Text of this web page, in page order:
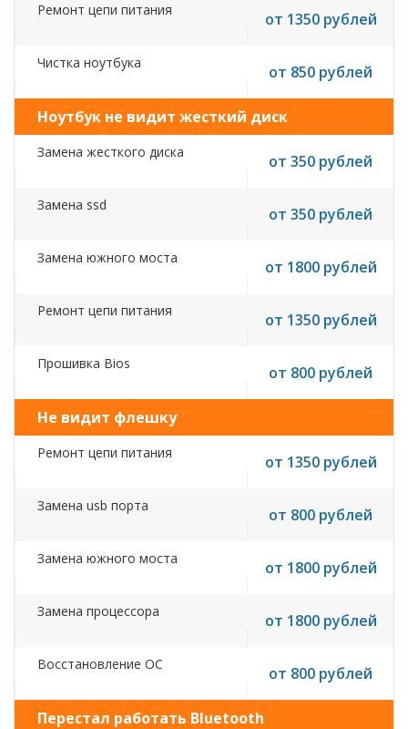
Ремонт цепи питания от 1350 рублей
Чистка ноутбука от 850 рублей
Ноутбук не видит жесткий диск
Замена жесткого диска от 350 рублей
Замена ssd от 350 рублей
Замена южного моста от 1800 рублей
Ремонт цепи питания от 1350 рублей
Прошивка Bios от 800 рублей
Не видит флешку
Ремонт цепи питания от 1350 рублей
Замена usb порта от 800 рублей
Замена южного моста от 1800 рублей
Замена процессора от 1800 рублей
Восстановление ОС от 800 рублей
Перестал работать Bluetooth